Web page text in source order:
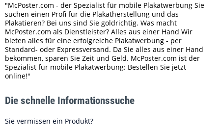
"McPoster.com - der Spezialist für mobile Plakatwerbung Sie
suchen einen Profi für die Plakatherstellung und das
Plakatieren? Bei uns sind Sie goldrichtig. Was macht
McPoster.com als Dienstleister? Alles aus einer Hand Wir
bieten alles für eine erfolgreiche Plakatwerbung - per
Standard- oder Expressversand. Da Sie alles aus einer Hand
bekommen, sparen Sie Zeit und Geld. McPoster.com ist der
Spezialist für mobile Plakatwerbung: Bestellen Sie jetzt
online!"
Die schnelle Informationssuche
Sie vermissen ein Produkt?